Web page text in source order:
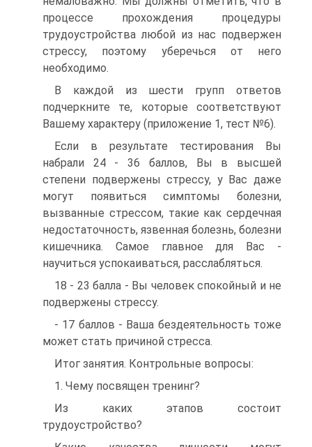
процессе прохождения процедуры
трудоустройства любой из нас подвержен
стрессу, поэтому уберечься от него
необходимо.
В каждой из шести групп ответов
подчеркните те, которые соответствуют
Вашему характеру (приложение 1, тест №6).
Если в результате тестирования Вы
набрали 24 - 36 баллов, Вы в высшей
степени подвержены стрессу, у Вас даже
могут появиться симптомы болезни,
вызванные стрессом, такие как сердечная
недостаточность, язвенная болезнь, болезни
кишечника. Самое главное для Вас -
научиться успокаиваться, расслабляться.
18 - 23 балла - Вы человек спокойный и не
подвержены стрессу.
- 17 баллов - Ваша бездеятельность тоже
может стать причиной стресса.
Итог занятия. Контрольные вопросы:
1. Чему посвящен тренинг?
Из каких этапов состоит
трудоустройство?